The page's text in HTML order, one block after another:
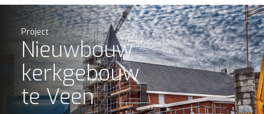
Project
Nieuwbouw
kerkgebouw
te Veen